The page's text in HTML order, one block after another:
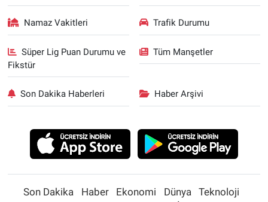
Namaz Vakitleri Trafik Durumu
Süper Lig Puan Durumu ve
Fikstür
Tüm Manşetler
Son Dakika Haberleri Haber Arşivi
Son Dakika Haber Ekonomi Dünya
Teknoloji